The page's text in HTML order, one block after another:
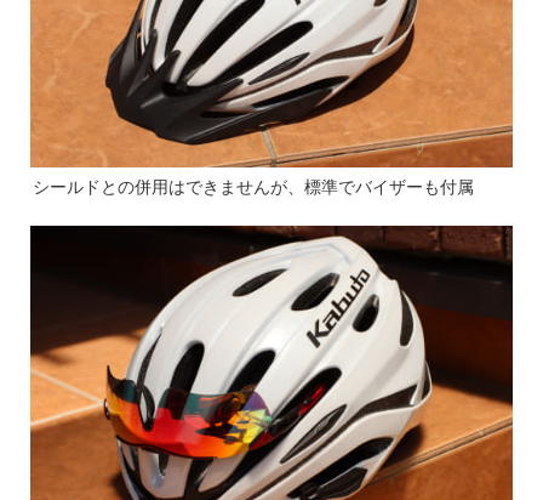
シールドとの併用はできませんが、標準でバイザーも付属